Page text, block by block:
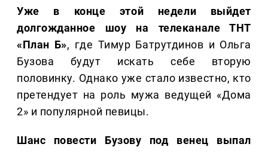
Уже в конце этой недели выйдет
долгожданное шоу на телеканале ТНТ
«План Б», где Тимур Батрутдинов и Ольга
Бузова будут искать себе вторую
половинку. Однако уже стало известно, кто
претендует на роль мужа ведущей «Дома
2» и популярной певицы.
Шанс повести Бузову под венец выпал